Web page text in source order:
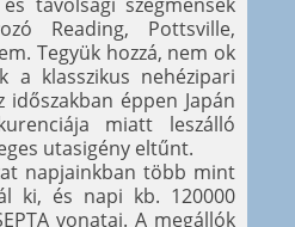
Reading, Pottsville,
Tegyük hozzá, nem ok
a klasszikus nehézipari
éppen Japán
miatt leszálló
utasigény eltűnt.
napjainkban több mint
ki, és napi kb. 120000
vonatai. A megállók